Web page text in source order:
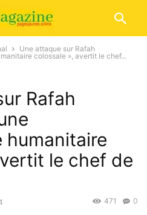
Une attaque sur Rafah
colossale », avertit le chef...
Rafah
humanitaire
le chef de
0
471